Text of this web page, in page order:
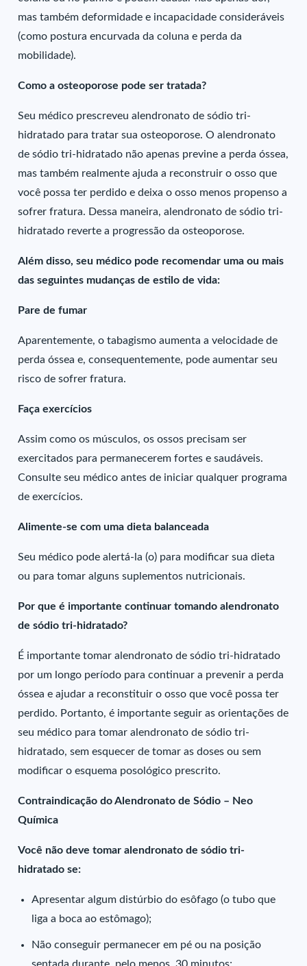
mas também deformidade e incapacidade consideráveis
(como postura encurvada da coluna e perda da
mobilidade).
Como a osteoporose pode ser tratada?
Seu médico prescreveu alendronato de sódio tri-
hidratado para tratar sua osteoporose. O alendronato
de sódio tri-hidratado não apenas previne a perda óssea,
mas também realmente ajuda a reconstruir o osso que
você possa ter perdido e deixa o osso menos propenso a
sofrer fratura. Dessa maneira, alendronato de sódio tri-
hidratado reverte a progressão da osteoporose.
Além disso, seu médico pode recomendar uma ou mais
das seguintes mudanças de estilo de vida:
Pare de fumar
Aparentemente, o tabagismo aumenta a velocidade de
perda óssea e, consequentemente, pode aumentar seu
risco de sofrer fratura.
Faça exercícios
Assim como os músculos, os ossos precisam ser
exercitados para permanecerem fortes e saudáveis.
Consulte seu médico antes de iniciar qualquer programa
de exercícios.
Alimente-se com uma dieta balanceada
Seu médico pode alertá-la (o) para modificar sua dieta
ou para tomar alguns suplementos nutricionais.
Por que é importante continuar tomando alendronato
de sódio tri-hidratado?
É importante tomar alendronato de sódio tri-hidratado
por um longo período para continuar a prevenir a perda
óssea e ajudar a reconstituir o osso que você possa ter
perdido. Portanto, é importante seguir as orientações de
seu médico para tomar alendronato de sódio tri-
hidratado, sem esquecer de tomar as doses ou sem
modificar o esquema posológico prescrito.
Contraindicação do Alendronato de Sódio – Neo
Química
Você não deve tomar alendronato de sódio tri-
hidratado se:
Apresentar algum distúrbio do esôfago (o tubo que
liga a boca ao estômago);
Não conseguir permanecer em pé ou na posição